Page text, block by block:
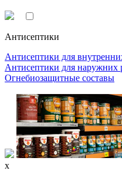
Антисептики
Антисептики для
Антисептики для наружних
Огнебиозащитные составы
x